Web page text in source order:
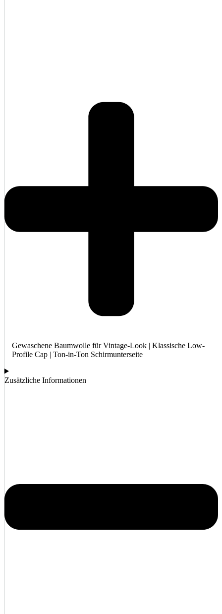
Gewaschene Baumwolle für Vintage-Look | Klassische Low-
Profile Cap | Ton-in-Ton Schirmunterseite
Zusätzliche Informationen